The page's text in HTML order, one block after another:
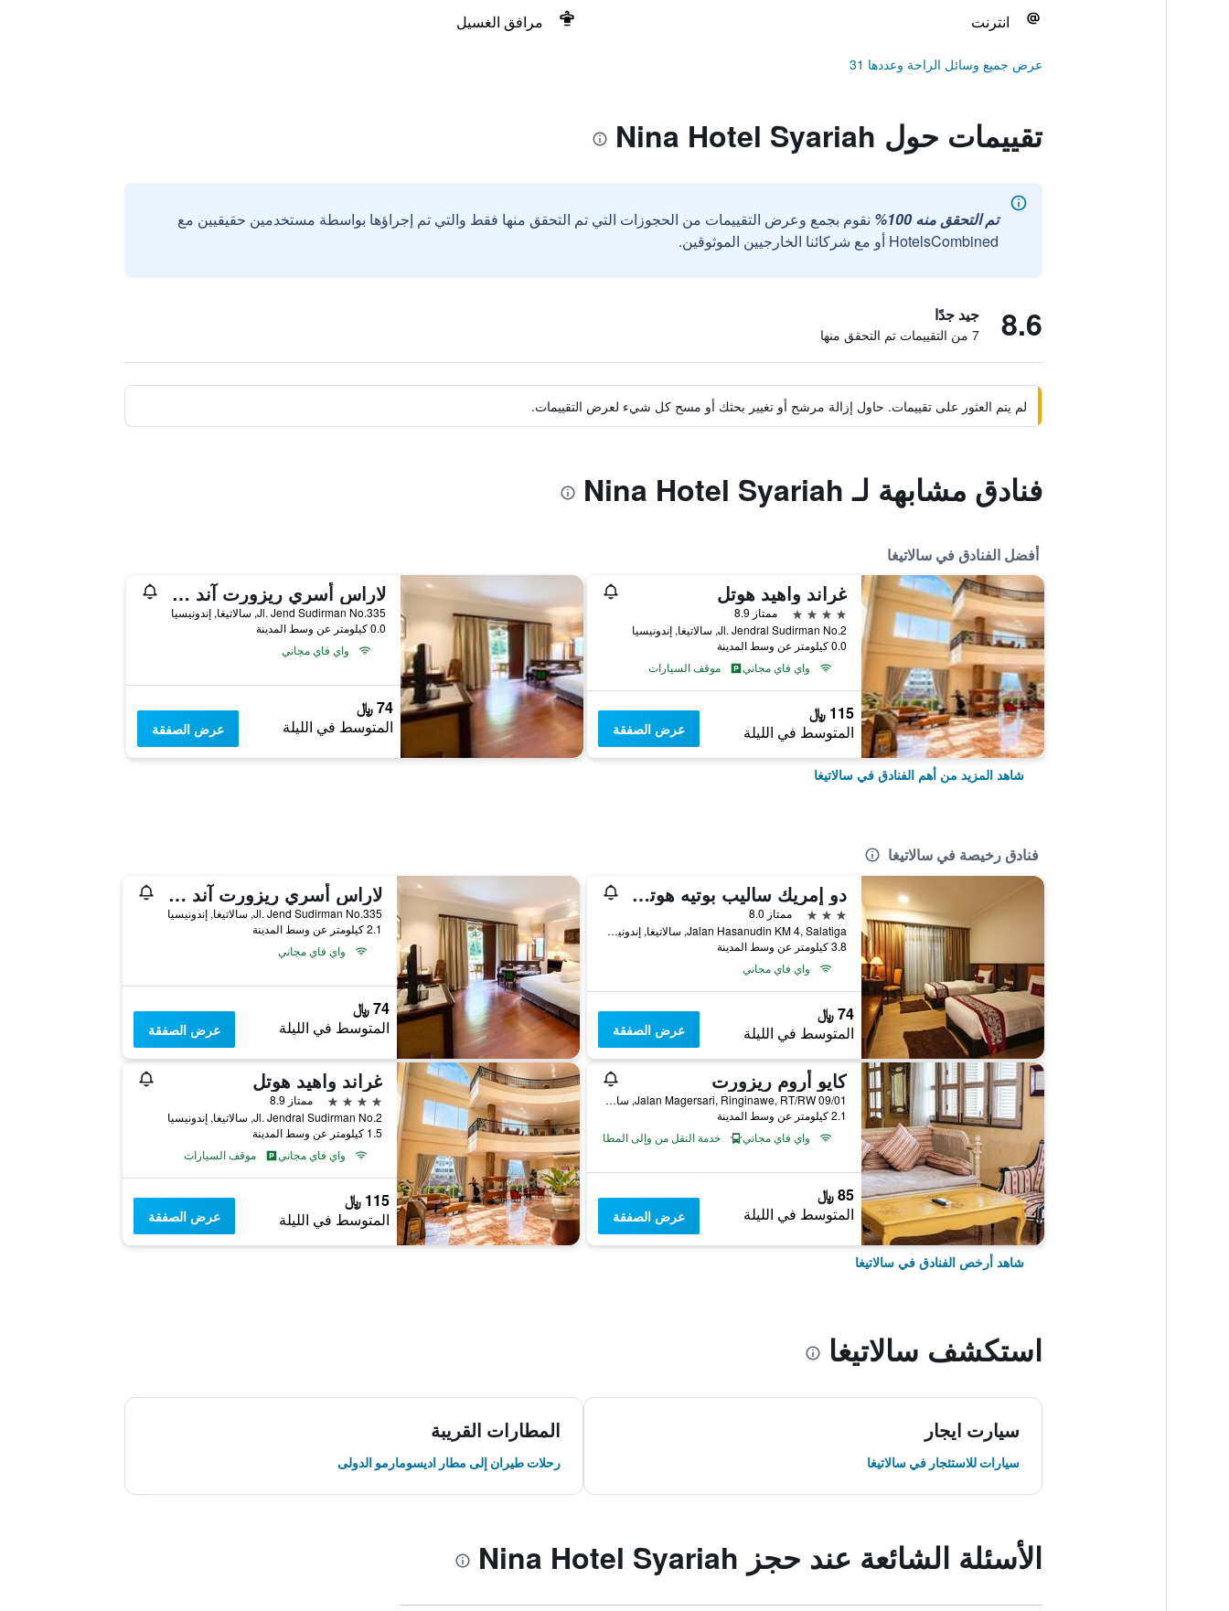
انترنت
مرافق الغسيل
عرض جميع وسائل الراحة وعددها 31
تقييمات حول Nina Hotel Syariah
تم التحقق منه 100%
نقوم بجمع وعرض التقييمات من الحجوزات التي تم التحقق منها فقط والتي تم إجراؤها بواسطة مستخدمين حقيقيين مع
HotelsCombined أو مع شركائنا الخارجيين الموثوقين.
8.6 جيد جدًا
7 من التقييمات تم التحقق منها
لم يتم العثور على تقييمات. حاول إزالة مرشح أو تغيير بحثك أو مسح كل شيء لعرض التقييمات.
فنادق مشابهة لـ Nina Hotel Syariah
أفضل الفنادق في سالاتيغا
غراند واهيد هوتل
4 نجوم
ممتاز 8.9
Jl. Jendral Sudirman No.2, سالاتيغا, إندونيسيا
0.0 كيلومتر عن وسط المدينة
واي فاي مجاني
موقف السيارات
115 ﷼
المتوسط في الليلة عرض الصفقة
لاراس أسري ريزورت آند سبا
Jl. Jend Sudirman No.335, سالاتيغا, إندونيسيا
0.0 كيلومتر عن وسط المدينة
واي فاي مجاني
74 ﷼
المتوسط في الليلة عرض الصفقة
شاهد المزيد من أهم الفنادق في سالاتيغا
فنادق رخيصة في سالاتيغا
دو إمريك ساليب بوتيه هوتل سالاتيجا
3 نجوم
ممتاز 8.0
Jalan Hasanudin KM 4, Salatiga, سالاتيغا, إندونيسيا
3.8 كيلومتر عن وسط المدينة
واي فاي مجاني
74 ﷼
المتوسط في الليلة عرض الصفقة
لاراس أسري ريزورت آند سبا
Jl. Jend Sudirman No.335, سالاتيغا, إندونيسيا
2.1 كيلومتر عن وسط المدينة
واي فاي مجاني
74 ﷼
المتوسط في الليلة عرض الصفقة
كايو أروم ريزورت
Jalan Magersari, Ringinawe, RT/RW 09/01, سالاتيغا, إندونيسيا
2.1 كيلومتر عن وسط المدينة
واي فاي مجاني
خدمة النقل من وإلى المطار
85 ﷼
المتوسط في الليلة عرض الصفقة
غراند واهيد هوتل
4 نجوم
ممتاز 8.9
Jl. Jendral Sudirman No.2, سالاتيغا, إندونيسيا
1.5 كيلومتر عن وسط المدينة
واي فاي مجاني
موقف السيارات
115 ﷼
المتوسط في الليلة عرض الصفقة
شاهد أرخص الفنادق في سالاتيغا
استكشف سالاتيغا
سيارت ايجار
سيارات للاستئجار في سالاتيغا
المطارات القريبة
رحلات طيران إلى مطار اديسومارمو الدولى
الأسئلة الشائعة عند حجز Nina Hotel Syariah